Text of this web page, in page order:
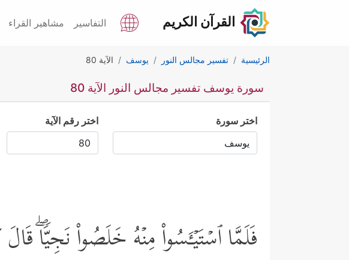
القرآن الكريم التفاسير مشاهير القراء
الرئيسية تفسير مجالس النور يوسف الآية 80
سورة يوسف تفسير مجالس النور الآية 80
اختر سورة اختر رقم الآية
فَلَمَّا ٱسۡتَیۡـَٔسُواْ مِنۡهُ خَلَصُواْ نَجِیࣰّاۖ